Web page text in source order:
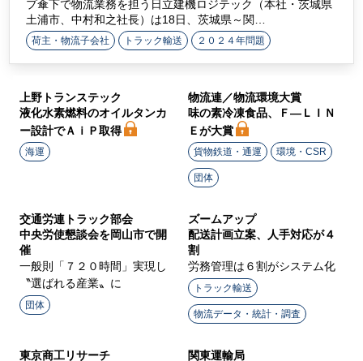
プ傘下で物流業務を担う日立建機ロジテック（本社・茨城県
土浦市、中村和之社長）は18日、茨城県～関…
荷主・物流子会社 トラック輸送 ２０２４年問題
上野トランステック
液化水素燃料のオイルタンカ
ー設計でＡｉＰ取得
海運
物流連／物流環境大賞
味の素冷凍食品、Ｆ―ＬＩＮ
Ｅが大賞
貨物鉄道・通運 環境・CSR
団体
交通労連トラック部会
中央労使懇談会を岡山市で開
催
一般則「７２０時間」実現し
〝選ばれる産業〟に
団体
ズームアップ
配送計画立案、人手対応が４
割
労務管理は６割がシステム化
トラック輸送
物流データ・統計・調査
東京商工リサーチ
関東運輸局